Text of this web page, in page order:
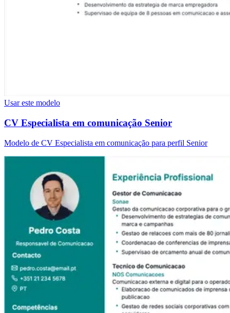
Usar este modelo
CV Especialista em comunicação Senior
Modelo de CV Especialista em comunicação para perfil Senior